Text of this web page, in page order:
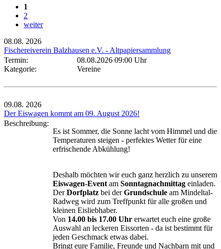
1
2
weiter
08.08. 2026
Fischereiverein Balzhausen e.V. - Altpapiersammlung
Termin:
08.08.2026 09:00 Uhr
Kategorie:
Vereine
09.08. 2026
Der Eiswagen kommt am 09. August 2026!
Beschreibung:
Es ist Sommer, die Sonne lacht vom Himmel und die
Temperaturen steigen - perfektes Wetter für eine
erfrischende Abkühlung!
Deshalb möchten wir euch ganz herzlich zu unserem
Eiswagen-Event am Sonntagnachmittag einladen.
DerDorfplatz bei derGrundschule am Mindeltal-
Radweg wird zum Treffpunkt für alle großen und
kleinen Eisliebhaber.
Von 14.00 bis 17.00 Uhr erwartet euch eine große
Auswahl an leckeren Eissorten - da ist bestimmt für
jeden Geschmack etwas dabei.
Bringt eure Familie, Freunde und Nachbarn mit und